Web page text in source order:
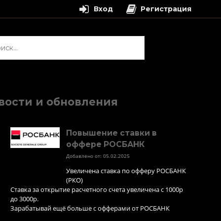
и обновления
Повышение ставки в
оффере РОСБАНК
Добавлено от: 05.02.2025
Увеличена ставка по офферу РОСБАНК
(РКО)
Ставка за открытие расчетного счета увеличена с 1000р
до 3000р.
Зарабатывай ещё больше с офферами от РОСБАНК
Вход Регистрация